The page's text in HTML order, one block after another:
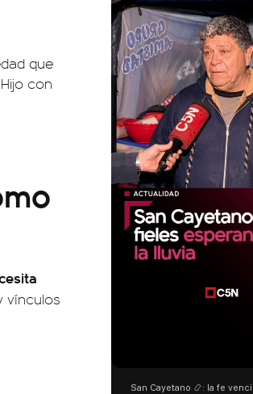
que
con
vínculos
San Cayetano 📿: la fe